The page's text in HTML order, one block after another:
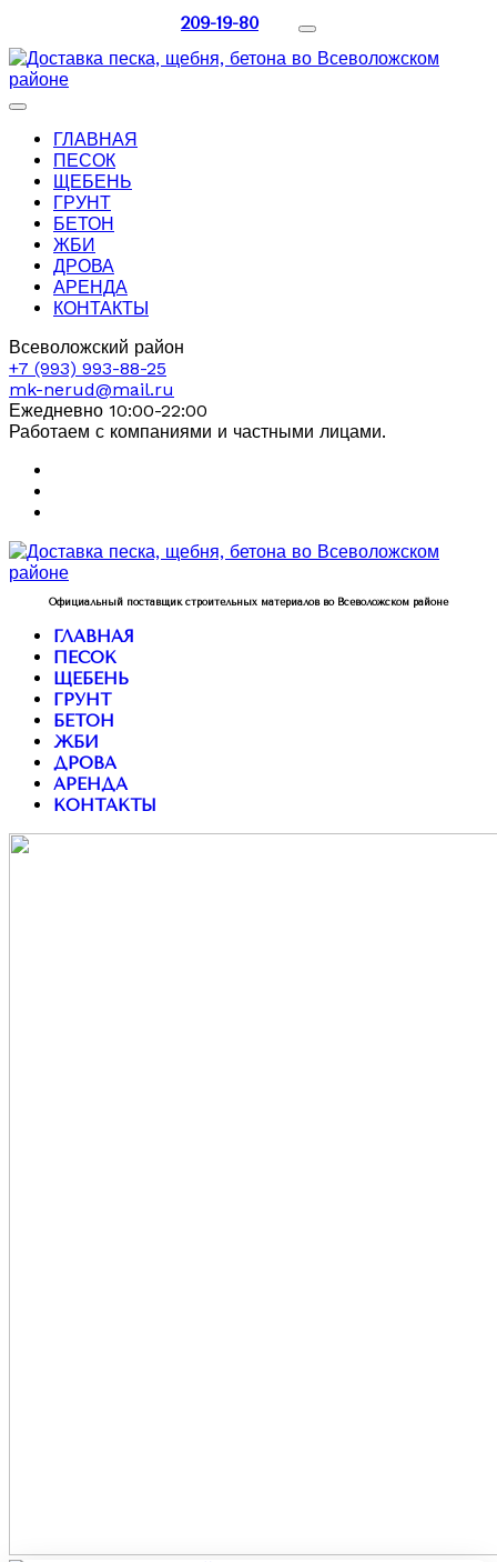
209-19-80
ГЛАВНАЯ
ПЕСОК
ЩЕБЕНЬ
ГРУНТ
БЕТОН
ЖБИ
ДРОВА
АРЕНДА
КОНТАКТЫ
Всеволожский район
+7 (993) 993-88-25
mk-nerud@mail.ru
Ежедневно 10:00-22:00
Работаем с компаниями и частными лицами.
Официальный поставщик строительных материалов во Всеволожском районе
ГЛАВНАЯ
ПЕСОК
ЩЕБЕНЬ
ГРУНТ
БЕТОН
ЖБИ
ДРОВА
АРЕНДА
КОНТАКТЫ